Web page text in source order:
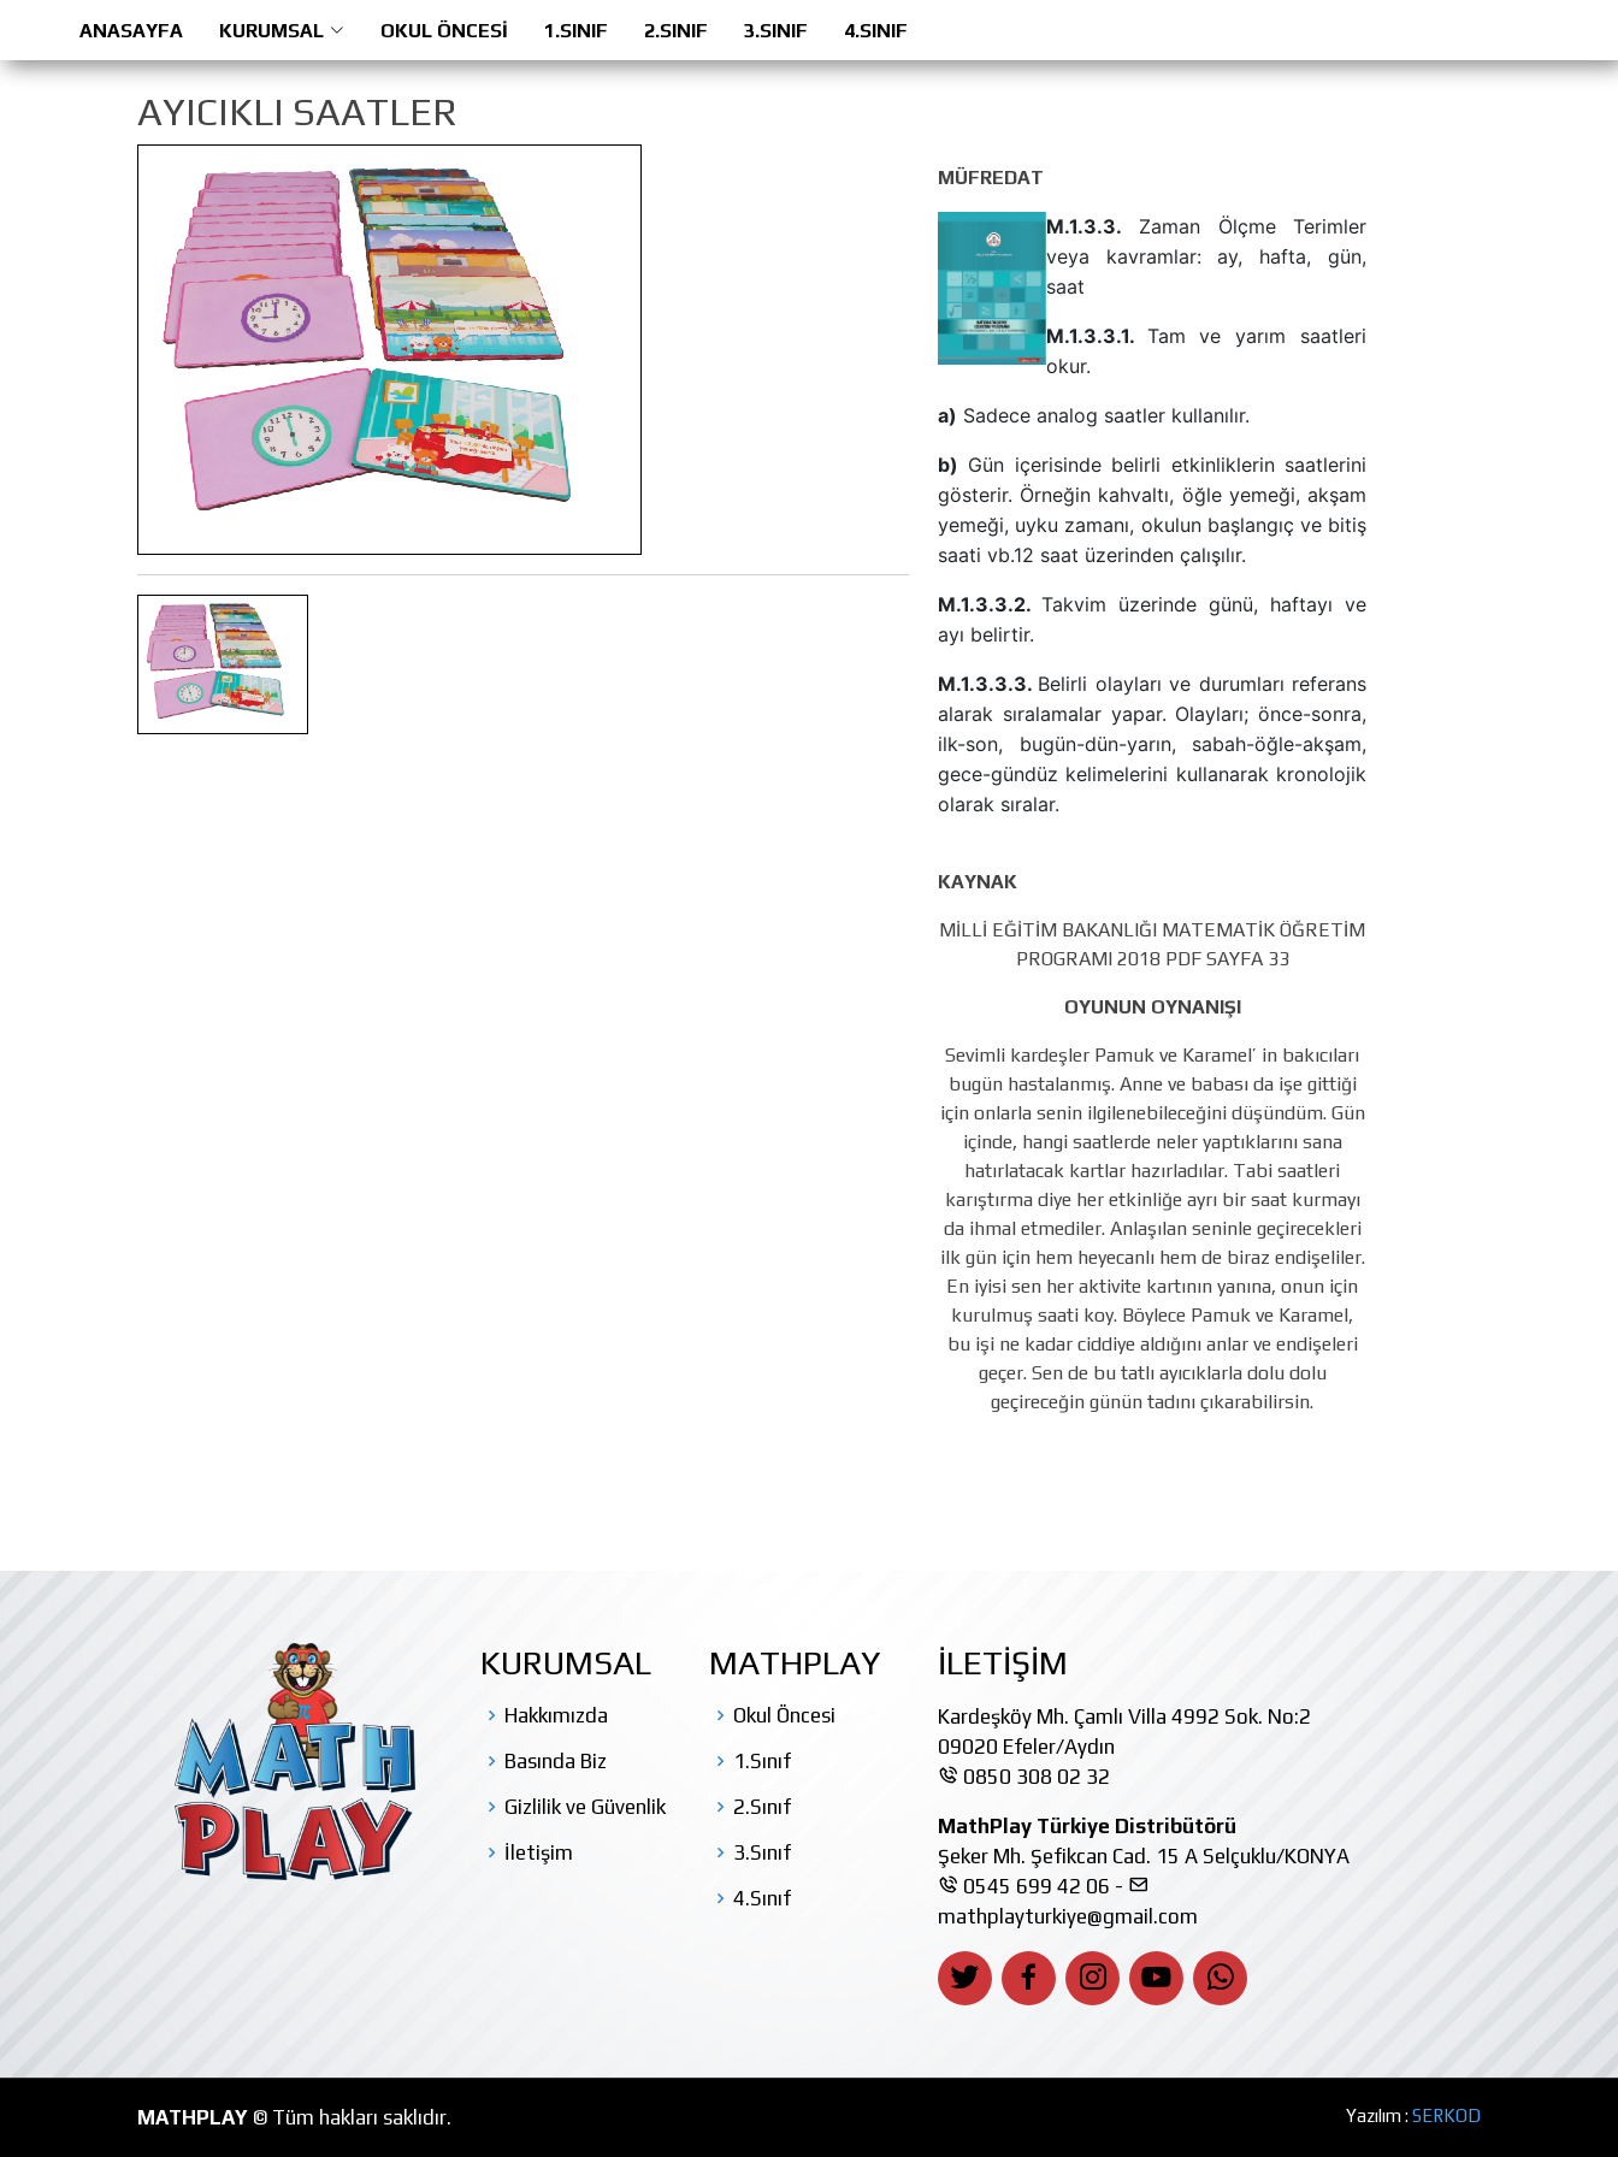
ANASAYFA KURUMSAL OKUL ÖNCESİ 1.SINIF 2.SINIF 3.SINIF 4.SINIF
AYICIKLI SAATLER
MÜFREDAT
M.1.3.3. Zaman Ölçme Terimler
veya kavramlar: ay, hafta, gün,
saat
M.1.3.3.1. Tam ve yarım saatleri
okur.
a) Sadece analog saatler kullanılır.
b) Gün içerisinde belirli etkinliklerin saatlerini
gösterir. Örneğin kahvaltı, öğle yemeği, akşam
yemeği, uyku zamanı, okulun başlangıç ve bitiş
saati vb.12 saat üzerinden çalışılır.
M.1.3.3.2. Takvim üzerinde günü, haftayı ve
ayı belirtir.
M.1.3.3.3. Belirli olayları ve durumları referans
alarak sıralamalar yapar. Olayları; önce-sonra,
ilk-son, bugün-dün-yarın, sabah-öğle-akşam,
gece-gündüz kelimelerini kullanarak kronolojik
olarak sıralar.
KAYNAK
MİLLİ EĞİTİM BAKANLIĞI MATEMATİK ÖĞRETİM
PROGRAMI 2018 PDF SAYFA 33
OYUNUN OYNANIŞI
Sevimli kardeşler Pamuk ve Karamel’ in bakıcıları
bugün hastalanmış. Anne ve babası da işe gittiği
için onlarla senin ilgilenebileceğini düşündüm. Gün
içinde, hangi saatlerde neler yaptıklarını sana
hatırlatacak kartlar hazırladılar. Tabi saatleri
karıştırma diye her etkinliğe ayrı bir saat kurmayı
da ihmal etmediler. Anlaşılan seninle geçirecekleri
ilk gün için hem heyecanlı hem de biraz endişeliler.
En iyisi sen her aktivite kartının yanına, onun için
kurulmuş saati koy. Böylece Pamuk ve Karamel,
bu işi ne kadar ciddiye aldığını anlar ve endişeleri
geçer. Sen de bu tatlı ayıcıklarla dolu dolu
geçireceğin günün tadını çıkarabilirsin.
KURUMSAL
Hakkımızda
Basında Biz
Gizlilik ve Güvenlik
İletişim
MATHPLAY
Okul Öncesi
1.Sınıf
2.Sınıf
3.Sınıf
4.Sınıf
İLETİŞİM
Kardeşköy Mh. Çamlı Villa 4992 Sok. No:2
09020 Efeler/Aydın
0850 308 02 32
MathPlay Türkiye Distribütörü
Şeker Mh. Şefikcan Cad. 15 A Selçuklu/KONYA
0545 699 42 06 -
mathplayturkiye@gmail.com
MATHPLAY © Tüm hakları saklıdır. Yazılım :SERKOD